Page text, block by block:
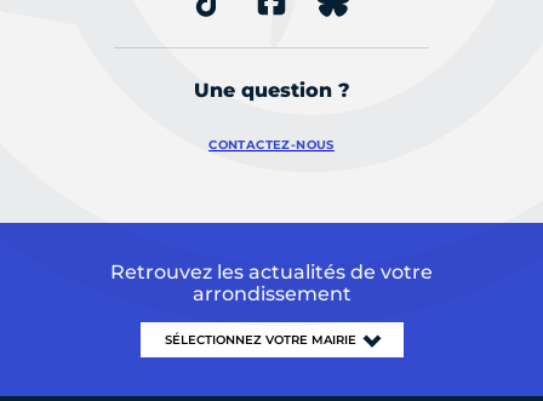
Une question ?
CONTACTEZ-NOUS
Retrouvez les actualités de votre
arrondissement